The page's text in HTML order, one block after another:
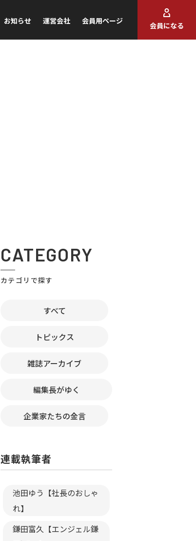
お知らせ 運営会社 会員用ページ
会員になる
CATEGORY
カテゴリで探す
すべて
トピックス
雑誌アーカイブ
編集長がゆく
企業家たちの金言
連載執筆者
池田ゆう【社長のおしゃ
れ】
鎌田富久【エンジェル鎌